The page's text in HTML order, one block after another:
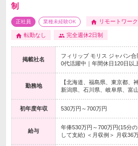
制
正社員 業種未経験OK リモートワー
転勤なし 完全週休2日制
掲載社名
フィリップ モリス ジャパン
0代活躍中｜年間休日120日以
勤務地
【北海道、福島県、東京都、
新潟県、石川県、岐阜県、富
初年度年収 530万円～700万円
給与
年俸530万円～700万円(15分
して支給) ＜月収例＞ 月収36